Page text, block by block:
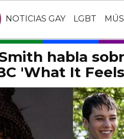
NOTICIAS GAY LGBT
habla
'What It